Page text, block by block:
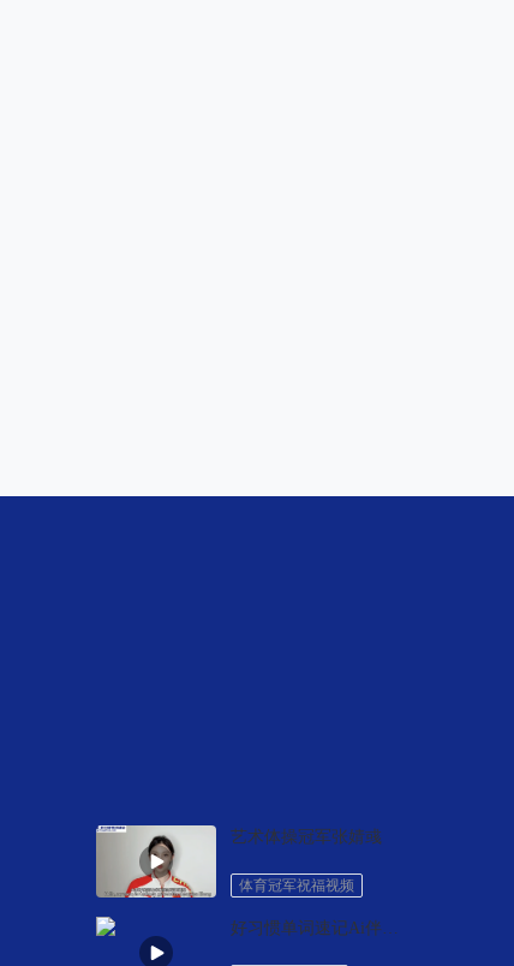
艺术体操冠军张婧彧
体育冠军祝福视频
好习惯单词速记Ai伴学全科系统